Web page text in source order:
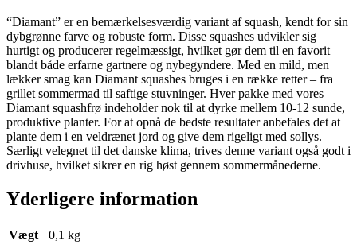
“Diamant” er en bemærkelsesværdig variant af squash, kendt for sin
dybgrønne farve og robuste form. Disse squashes udvikler sig
hurtigt og producerer regelmæssigt, hvilket gør dem til en favorit
blandt både erfarne gartnere og nybegyndere. Med en mild, men
lækker smag kan Diamant squashes bruges i en række retter – fra
grillet sommermad til saftige stuvninger. Hver pakke med vores
Diamant squashfrø indeholder nok til at dyrke mellem 10-12 sunde,
produktive planter. For at opnå de bedste resultater anbefales det at
plante dem i en veldrænet jord og give dem rigeligt med sollys.
Særligt velegnet til det danske klima, trives denne variant også godt i
drivhuse, hvilket sikrer en rig høst gennem sommermånederne.
Yderligere information
Vægt 0,1 kg